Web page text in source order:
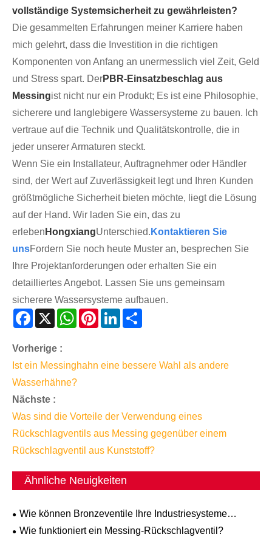
vollständige Systemsicherheit zu gewährleisten?
Die gesammelten Erfahrungen meiner Karriere haben
mich gelehrt, dass die Investition in die richtigen
Komponenten von Anfang an unermesslich viel Zeit, Geld
und Stress spart. DerPBR-Einsatzbeschlag aus
Messingist nicht nur ein Produkt; Es ist eine Philosophie,
sicherere und langlebigere Wassersysteme zu bauen. Ich
vertraue auf die Technik und Qualitätskontrolle, die in
jeder unserer Armaturen steckt.
Wenn Sie ein Installateur, Auftragnehmer oder Händler
sind, der Wert auf Zuverlässigkeit legt und Ihren Kunden
größtmögliche Sicherheit bieten möchte, liegt die Lösung
auf der Hand. Wir laden Sie ein, das zu
erleben HongxiangUnterschied. Kontaktieren Sie
unsFordern Sie noch heute Muster an, besprechen Sie
Ihre Projektanforderungen oder erhalten Sie ein
detailliertes Angebot. Lassen Sie uns gemeinsam
sicherere Wassersysteme aufbauen.
Facebook
X WhatsAppPinterestLinkedIn
Vorherige :
Ist ein Messinghahn eine bessere Wahl als andere
Wasserhähne?
Nächste :
Was sind die Vorteile der Verwendung eines
Rückschlagventils aus Messing gegenüber einem
Rückschlagventil aus Kunststoff?
Ähnliche Neuigkeiten
Wie können Bronzeventile Ihre Industriesysteme
verbessern?
Wie funktioniert ein Messing-Rückschlagventil?